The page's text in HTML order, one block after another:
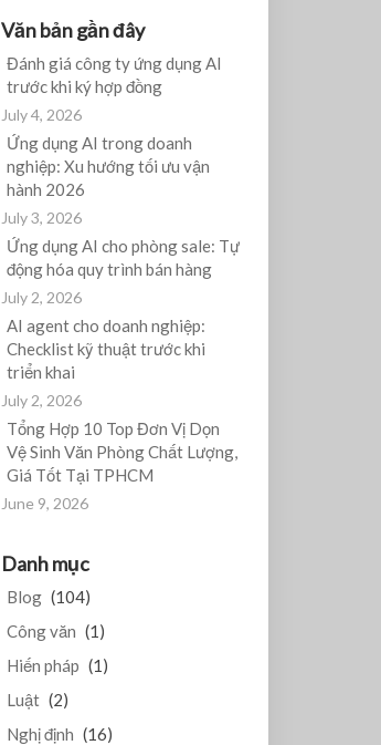
Văn bản gần đây
Đánh giá công ty ứng dụng AI
trước khi ký hợp đồng
July 4, 2026
Ứng dụng AI trong doanh
nghiệp: Xu hướng tối ưu vận
hành 2026
July 3, 2026
Ứng dụng AI cho phòng sale: Tự
động hóa quy trình bán hàng
July 2, 2026
AI agent cho doanh nghiệp:
Checklist kỹ thuật trước khi
triển khai
July 2, 2026
Tổng Hợp 10 Top Đơn Vị Dọn
Vệ Sinh Văn Phòng Chất Lượng,
Giá Tốt Tại TPHCM
June 9, 2026
Danh mục
Blog (104)
Công văn (1)
Hiến pháp (1)
Luật (2)
Nghị định (16)